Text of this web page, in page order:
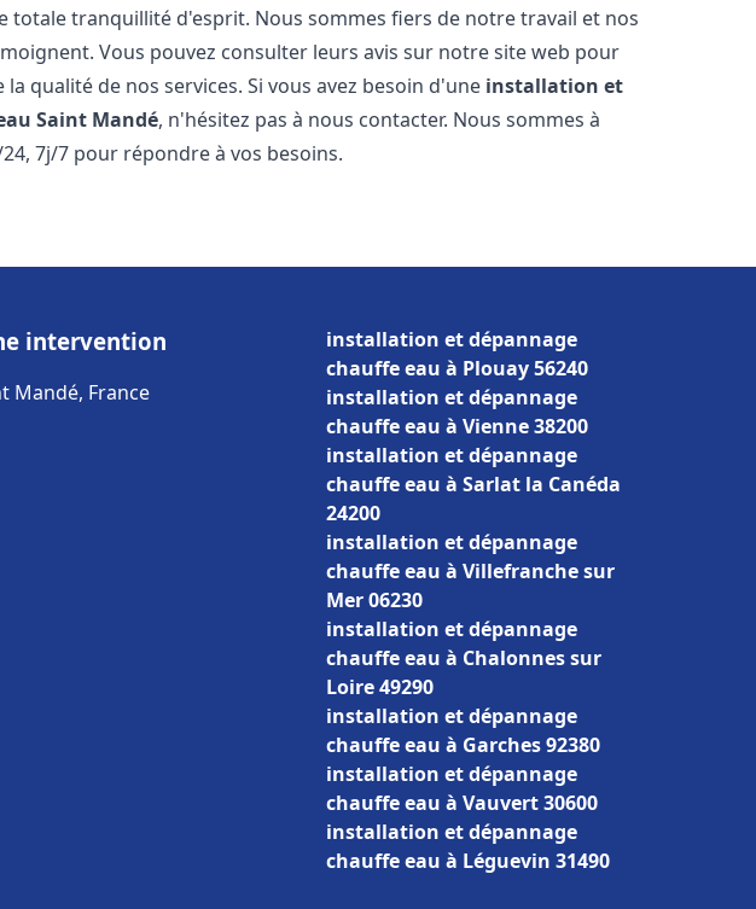
totale tranquillité d'esprit. Nous sommes fiers de notre travail et nos
Vous pouvez consulter leurs avis sur notre site web pour
qualité de nos services. Si vous avez besoin d'une installation et
Saint Mandé, n'hésitez pas à nous contacter. Nous sommes à
7j/7 pour répondre à vos besoins.
intervention
Mandé, France
installation et dépannage
chauffe eau à Plouay 56240
installation et dépannage
chauffe eau à Vienne 38200
installation et dépannage
chauffe eau à Sarlat la Canéda
24200
installation et dépannage
chauffe eau à Villefranche sur
Mer 06230
installation et dépannage
chauffe eau à Chalonnes sur
Loire 49290
installation et dépannage
chauffe eau à Garches 92380
installation et dépannage
chauffe eau à Vauvert 30600
installation et dépannage
chauffe eau à Léguevin 31490